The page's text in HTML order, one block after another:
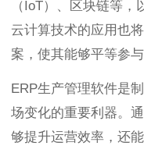
（IoT）、区块链等，
云计算技术的应用也
案，使其能够平等参
ERP生产管理软件是
场变化的重要利器。
够提升运营效率，还